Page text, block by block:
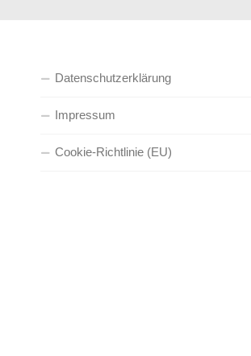
Datenschutzerklärung
Impressum
Cookie-Richtlinie (EU)